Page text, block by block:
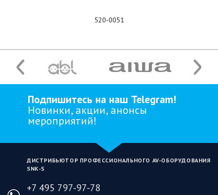
520-0051
Подпишитесь на наш Telegram!
Новинки, акции, анонсы
мероприятий!
ДИСТРИБЬЮТОР ПРОФЕССИОНАЛЬНОГО AV‑ОБОРУДОВАНИЯ
SNK‑S
+7 495 797-97-78